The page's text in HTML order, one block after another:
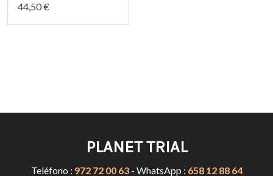
44,50 €
PLANET TRIAL
Teléfono : 972 72 00 63- WhatsApp : 658 12 88 64